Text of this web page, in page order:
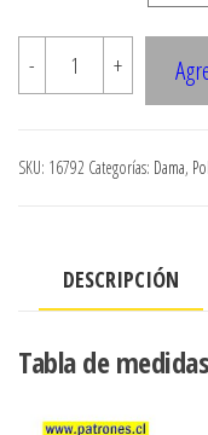
-
16792
POLERA
RAGLAN
cantidad
+
SKU: 16792 Categorías: Dama,
DESCRIPCIÓN
Tabla de medidas